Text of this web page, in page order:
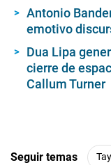
Antonio
emotivo
Dua Lipa
cierre de
Callum Turner
Seguir temas